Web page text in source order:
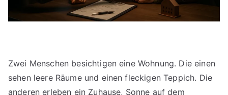
Zwei Menschen besichtigen eine Wohnung. Die einen
sehen leere Räume und einen fleckigen Teppich. Die
anderen erleben ein Zuhause, Sonne auf dem